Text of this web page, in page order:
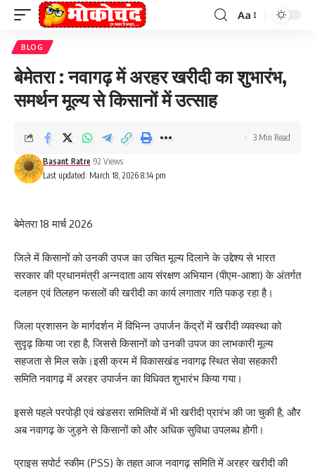
Font
Aa
BLOG
बेमेतरा : नवागढ़ में अरहर खरीदी का शुभारंभ,
समर्थन मूल्य से किसानों में उत्साह
Last updated: March 18, 2026 8:14 pm
Basant Ratre 92 Views
3 Min Read
बेमेतरा 18 मार्च 2026
जिले में किसानों को उनकी उपज का उचित मूल्य दिलाने के उद्देश्य से भारत
सरकार की प्रधानमंत्री अन्नदाता आय संरक्षण अभियान (पीएम-आशा) के अंतर्गत
दलहन एवं तिलहन फसलों की खरीदी का कार्य लगातार गति पकड़ रहा है।
जिला प्रशासन के मार्गदर्शन में विभिन्न उपार्जन केंद्रों में खरीदी व्यवस्था को
सुदृढ़ किया जा रहा है, जिससे किसानों को उनकी उपज का लाभकारी मूल्य
सहजता से मिल सके।इसी क्रम में विकासखंड नवागढ़ स्थित सेवा सहकारी
समिति नवागढ़ में अरहर उपार्जन का विधिवत शुभारंभ किया गया।
इससे पहले परपोड़ी एवं खंडसरा समितियों में भी खरीदी प्रारंभ की जा चुकी है, और
अब नवागढ़ के जुड़ने से किसानों को और अधिक सुविधा उपलब्ध होगी।
प्राइस सपोर्ट स्कीम (PSS) के तहत आज नवागढ़ समिति में अरहर खरीदी की